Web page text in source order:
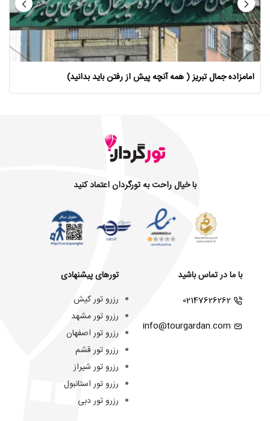
امامزاده جمال تبریز ( همه آنچه پیش از رفتن باید بدانید)
با خیال راحت به تورگردان اعتماد کنید
با ما در تماس باشید
02147626262
info@tourgardan.com
تورهای پیشنهادی
رزرو تور کیش
رزرو تور مشهد
رزرو تور اصفهان
رزرو تور قشم
رزرو تور شیراز
رزرو تور استانبول
رزرو تور دبی